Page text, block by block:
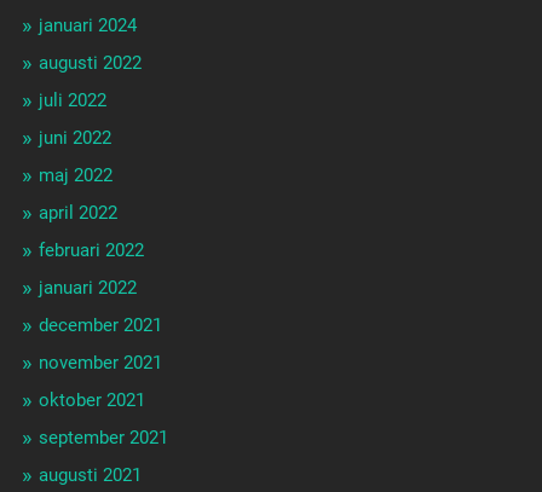
januari 2024
augusti 2022
juli 2022
juni 2022
maj 2022
april 2022
februari 2022
januari 2022
december 2021
november 2021
oktober 2021
september 2021
augusti 2021